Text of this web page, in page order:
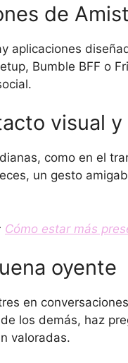
de
aplicaciones
Bumble BFF o
visual y
como en el
un gesto
Cómo estar más
oyente
en
los demás, haz
valoradas.